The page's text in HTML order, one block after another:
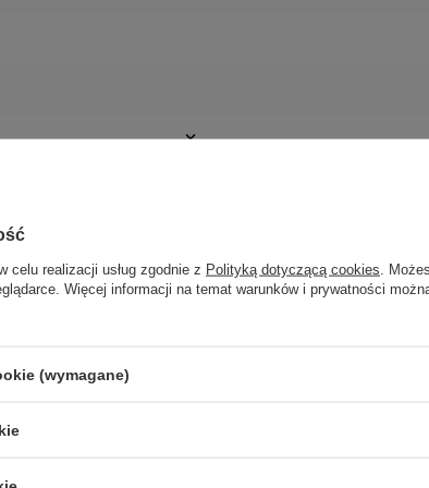
celu realizacji usług zgodnie z Polityką dotyczącą cookies .
Więcej informacji na temat warunków i prywatności
(wymagane)